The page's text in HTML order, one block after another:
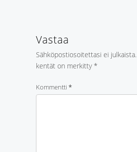
Vastaa
Sähköpostiosoitettasi ei julkaista.
kentät on merkitty*
Kommentti *